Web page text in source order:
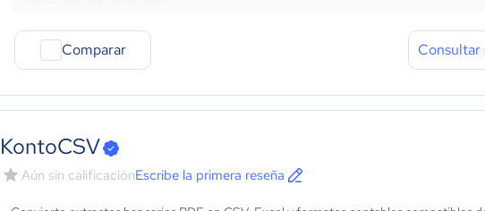
Comparar Consultar
KontoCSV
Aún sin calificaciónEscribe la primera reseña